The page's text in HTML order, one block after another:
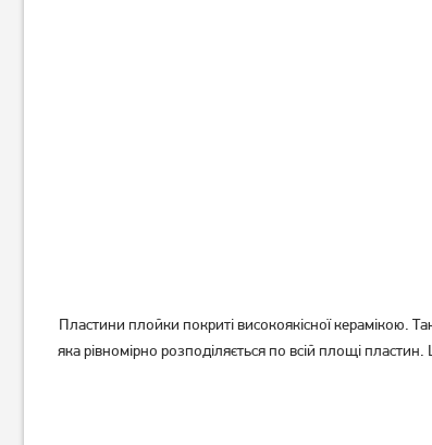
Пластини плойки покриті високоякісної керамікою.
яка рівномірно розподіляється по всій площі